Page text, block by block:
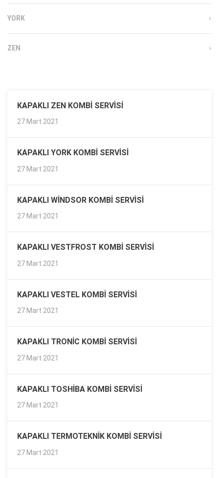
YORK
ZEN
KAPAKLI ZEN KOMBI SERVISI
27 Mart 2021
KAPAKLI YORK KOMBI SERVISI
27 Mart 2021
KAPAKLI WINDSOR KOMBI SERVISI
27 Mart 2021
KAPAKLI VESTFROST KOMBI SERVISI
27 Mart 2021
KAPAKLI VESTEL KOMBI SERVISI
27 Mart 2021
KAPAKLI TRONIC KOMBI SERVISI
27 Mart 2021
KAPAKLI TOSHIBA KOMBI SERVISI
27 Mart 2021
KAPAKLI TERMOTEKNIK KOMBI SERVISI
27 Mart 2021